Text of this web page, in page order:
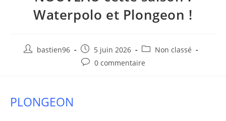
Waterpolo et Plongeon !
Auteur/autrice
bastien96
Post
published:
5 juin 2026
Post
category:
Non classé
Post0 commentaire
PLONGEON